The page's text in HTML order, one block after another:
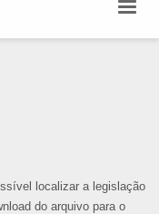
localizar a legislação
do arquivo para o